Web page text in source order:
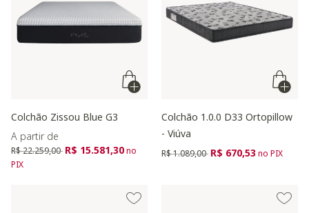
Colchão Zissou Blue G3
A partir de
Preço reduzido de
R$ 22.259,00 para
R$ 15.581,30no
PIX
Colchão 1.0.0 D33 Ortopillow
- Viúva
Preço reduzido de
R$ 1.089,00 para
R$ 670,53no PIX